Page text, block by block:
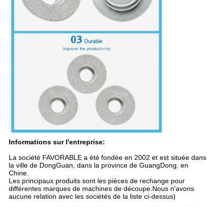
Informations sur l'entreprise:
La société FAVORABLE a été fondée en 2002 et est située dans
la ville de DongGuan, dans la province de GuangDong, en
Chine.
Les principaux produits sont les pièces de rechange pour
différentes marques de machines de découpe.Nous n'avons
aucune relation avec les sociétés de la liste ci-dessus)